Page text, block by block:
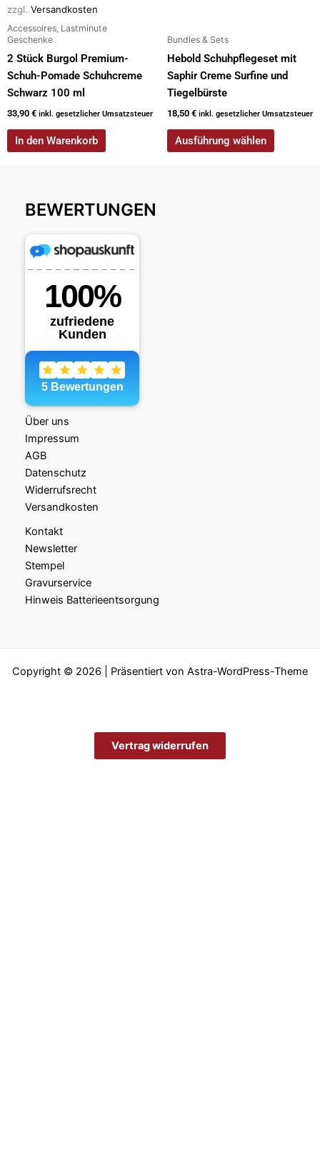
zzgl. Versandkosten
Accessoires, Lastminute
Geschenke
2 Stück Burgol Premium-
Schuh-Pomade Schuhcreme
Schwarz 100 ml
33,90 € inkl. gesetzlicher Umsatzsteuer
In den Warenkorb
Bundles & Sets
Hebold Schuhpflegeset mit
Saphir Creme Surfine und
Tiegelbürste
18,50 € inkl. gesetzlicher Umsatzsteuer
Ausführung wählen
gewählt
werden
BEWERTUNGEN
Über uns
Impressum
AGB
Datenschutz
Widerrufsrecht
Versandkosten
Kontakt
Newsletter
Stempel
Gravurservice
Hinweis Batterieentsorgung
Copyright © 2026 | Präsentiert von Astra-WordPress-Theme
Vertrag widerrufen